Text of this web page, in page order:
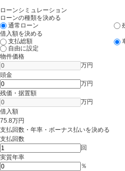
ローンシミュレーション
ローンの種類を決める
通常ローン
借入額を決める
支払総額
自由に設定
物件価格
万円
頭金
万円
残価・据置額
万円
借入額
75.8万円
支払回数・年率・ボーナス払いを決める
支払回数
回
実質年率
％